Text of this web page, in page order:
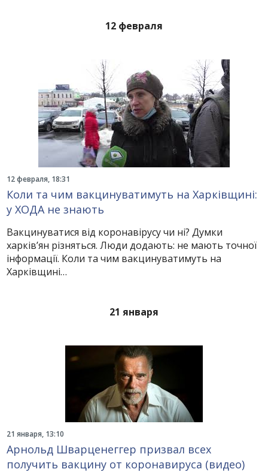
12 февраля
12 февраля, 18:31
Коли та чим вакцинуватимуть на Харківщині:
у ХОДА не знають
Вакцинуватися від коронавірусу чи ні? Думки
харків’ян різняться. Люди додають: не мають точної
інформації. Коли та чим вакцинуватимуть на
Харківщині…
21 января
21 января, 13:10
Арнольд Шварценеггер призвал всех
получить вакцину от коронавируса (видео)